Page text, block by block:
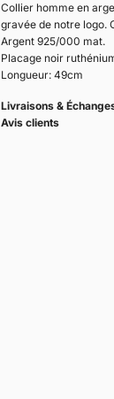
Collier homme en
gravée de notre logo.
Argent 925/000 mat.
Placage noir
Longueur: 49cm
Livraisons &
Avis clients